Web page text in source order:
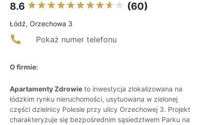
8.6 (60)
Łódź, Orzechowa 3
Pokaż numer telefonu
O firmie:
Apartamenty Zdrowie to inwestycja zlokalizowana na
łódzkim rynku nieruchomości, usytuowana w zielonej
części dzielnicy Polesie przy ulicy Orzechowej 3. Projekt
charakteryzuje się bezpośrednim sąsiedztwem Parku na